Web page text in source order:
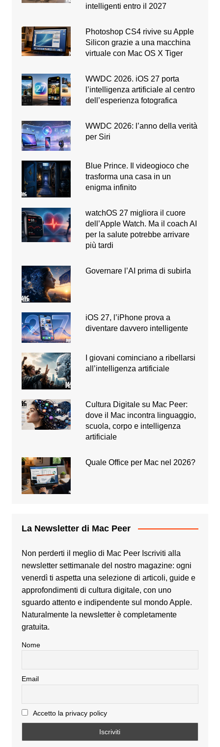
intelligenti entro il 2027
Photoshop CS4 rivive su Apple
Silicon grazie a una macchina
virtuale con Mac OS X Tiger
WWDC 2026. iOS 27 porta
l’intelligenza artificiale al centro
dell’esperienza fotografica
WWDC 2026: l’anno della verità
per Siri
Blue Prince. Il videogioco che
trasforma una casa in un
enigma infinito
watchOS 27 migliora il cuore
dell’Apple Watch. Ma il coach AI
per la salute potrebbe arrivare
più tardi
Governare l’AI prima di subirla
iOS 27, l’iPhone prova a
diventare davvero intelligente
I giovani cominciano a ribellarsi
all’intelligenza artificiale
Cultura Digitale su Mac Peer:
dove il Mac incontra linguaggio,
scuola, corpo e intelligenza
artificiale
Quale Office per Mac nel 2026?
La Newsletter di Mac Peer
Non perderti il meglio di Mac Peer Iscriviti alla
newsletter settimanale del nostro magazine: ogni
venerdì ti aspetta una selezione di articoli, guide e
approfondimenti di cultura digitale, con uno
sguardo attento e indipendente sul mondo Apple.
Naturalmente la newsletter è completamente
gratuita.
Nome
Email
Accetto la privacy policy